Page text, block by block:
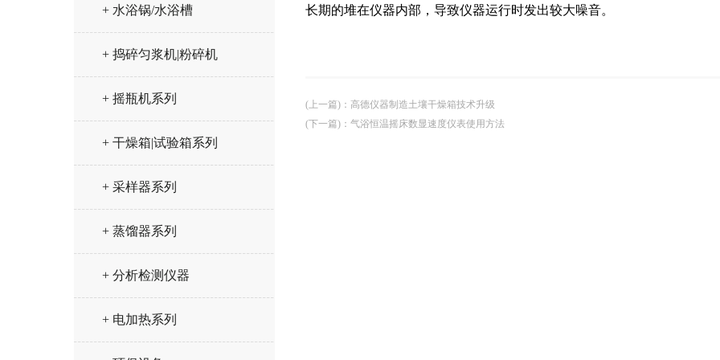
+ 水浴锅/水浴槽
+ 捣碎匀浆机|粉碎机
+ 摇瓶机系列
+ 干燥箱|试验箱系列
+ 采样器系列
+ 蒸馏器系列
+ 分析检测仪器
+ 电加热系列
长期的堆在仪器内部，导致仪器运行时发出较大噪音。
(上一篇) ： 高德仪器制造土壤干燥箱技术升级
(下一篇) ： 气浴恒温摇床数显速度仪表使用方法